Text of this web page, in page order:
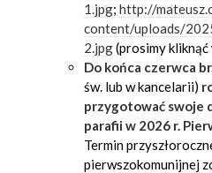
1.jpg; http://
content/uploads/
2.jpg(prosimy kliknąć
Do końca czerwca
św. lub w kancelarii)
przygotować swoje
parafii w 2026 r.
Termin
pierwszokomunijnej